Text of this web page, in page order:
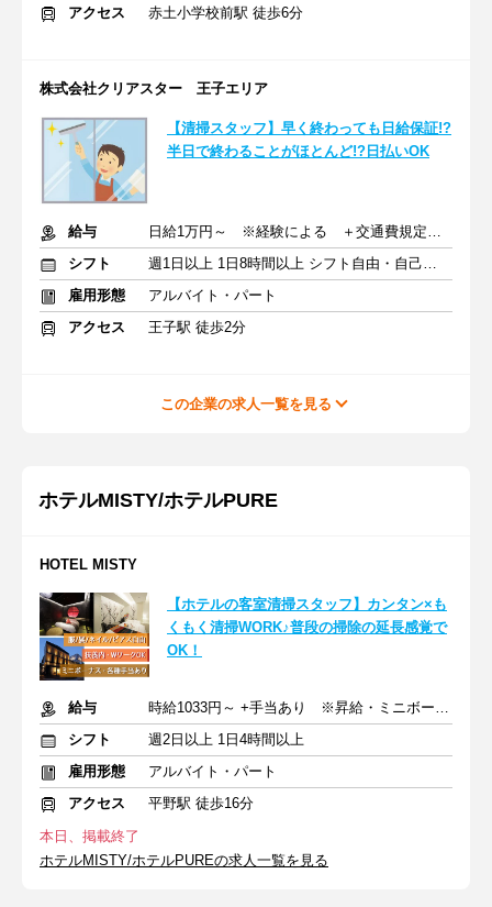
アクセス
赤土小学校前駅 徒歩6分
株式会社クリアスター 王子エリア
【清掃スタッフ】早く終わっても日給保証!?
半日で終わることがほとんど!?日払いOK
給与
日給1万円～ ※経験による ＋交通費規定支給
シフト
週1日以上 1日8時間以上 シフト自由・自己申告
雇用形態
アルバイト・パート
アクセス
王子駅 徒歩2分
この企業の求人一覧を見る
ホテルMISTY/ホテルPURE
HOTEL MISTY
【ホテルの客室清掃スタッフ】カンタン×も
くもく清掃WORK♪普段の掃除の延長感覚で
OK！
給与
時給1033円～ +手当あり ※昇給・ミニボーナスあり
シフト
週2日以上 1日4時間以上
雇用形態
アルバイト・パート
アクセス
平野駅 徒歩16分
本日、掲載終了
ホテルMISTY/ホテルPUREの求人一覧を見る